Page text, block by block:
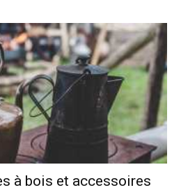
à bois et accessoires